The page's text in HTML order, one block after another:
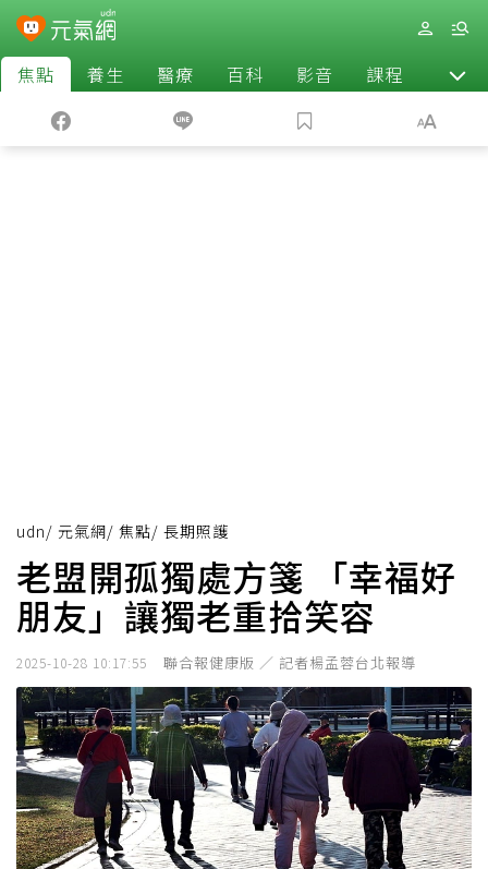
焦點 養生 醫療 百科 影音 課程 退休
udn/ 元氣網/ 焦點/ 長期照護
老盟開孤獨處方箋 「幸福好
朋友」讓獨老重拾笑容
2025-10-28 10:17:55 聯合報健康版 ／ 記者楊孟蓉台北報導